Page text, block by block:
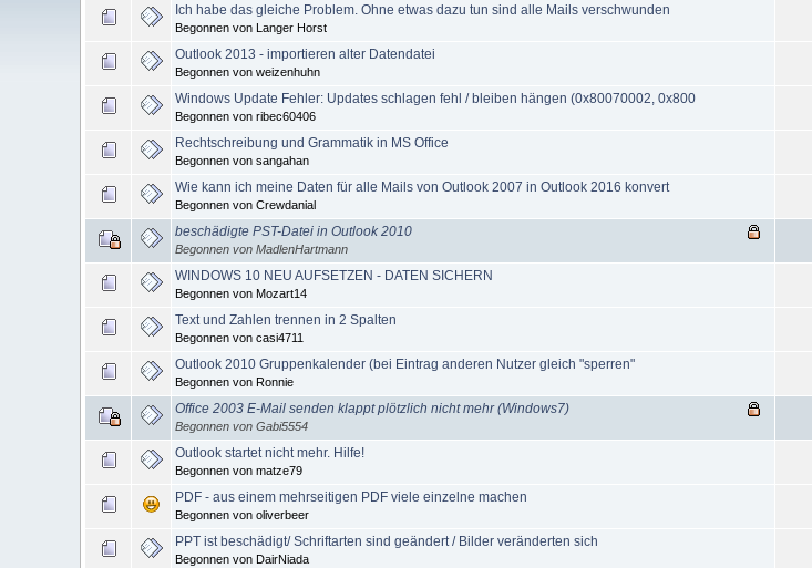
Ich habe das gleiche Problem. Ohne etwas dazu tun sind alle Mails verschwunden
Begonnen von Langer Horst
Outlook 2013 - importieren alter Datendatei
Begonnen von weizenhuhn
Windows Update Fehler: Updates schlagen fehl / bleiben hängen (0x80070002, 0x800
Begonnen von ribec60406
Rechtschreibung und Grammatik in MS Office
Begonnen von sangahan
Wie kann ich meine Daten für alle Mails von Outlook 2007 in Outlook 2016 konvert
Begonnen von Crewdanial
beschädigte PST-Datei in Outlook 2010
Begonnen von MadlenHartmann
WINDOWS 10 NEU AUFSETZEN - DATEN SICHERN
Begonnen von Mozart14
Text und Zahlen trennen in 2 Spalten
Begonnen von casi4711
Outlook 2010 Gruppenkalender (bei Eintrag anderen Nutzer gleich "sperren"
Begonnen von Ronnie
Office 2003 E-Mail senden klappt plötzlich nicht mehr (Windows7)
Begonnen von Gabi5554
Outlook startet nicht mehr. Hilfe!
Begonnen von matze79
PDF - aus einem mehrseitigen PDF viele einzelne machen
Begonnen von oliverbeer
PPT ist beschädigt/ Schriftarten sind geändert / Bilder veränderten sich
Begonnen von DairNiada